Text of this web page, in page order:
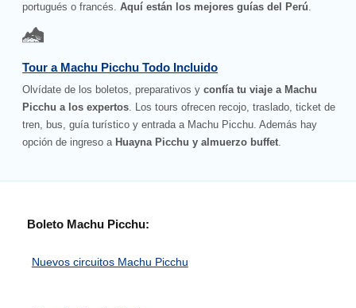
portugués o francés.Aquí están los mejores guías del Perú
Tour a Machu Picchu Todo Incluido
Olvídate de los boletos, preparativos yconfía tu viaje a Machu
Picchu a los expertos. Los tours ofrecen recojo, traslado, ticket de
tren, bus, guía turístico y entrada a Machu Picchu. Además hay
opción de ingreso a Huayna Picchu y almuerzo buffet.
Boleto Machu Picchu:
Nuevos circuitos Machu Picchu